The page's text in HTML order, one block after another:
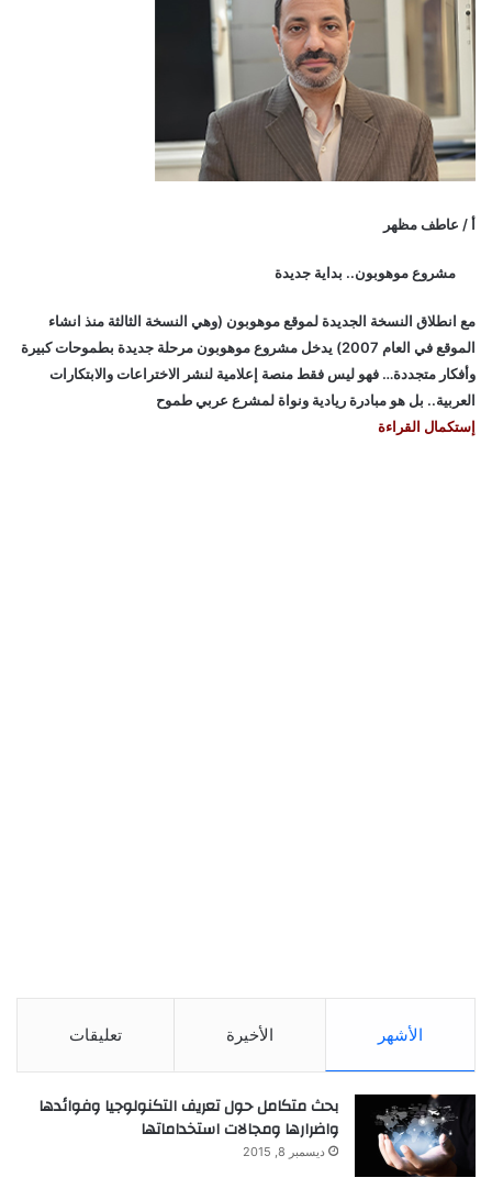
أ / عاطف مظهر
مشروع موهوبون.. بداية جديدة
مع انطلاق النسخة الجديدة لموقع موهوبون (وهي النسخة الثالثة منذ انشاء
الموقع في العام 2007) يدخل مشروع موهوبون مرحلة جديدة بطموحات كبيرة
وأفكار متجددة… فهو ليس فقط منصة إعلامية لنشر الاختراعات والابتكارات
العربية.. بل هو مبادرة ريادية ونواة لمشرع عربي طموح
إستكمال القراءة
الأشهر الأخيرة تعليقات
بحث متكامل حول تعريف التكنولوجيا وفوائدها
واضرارها ومجالات استخداماتها
ديسمبر 8, 2015